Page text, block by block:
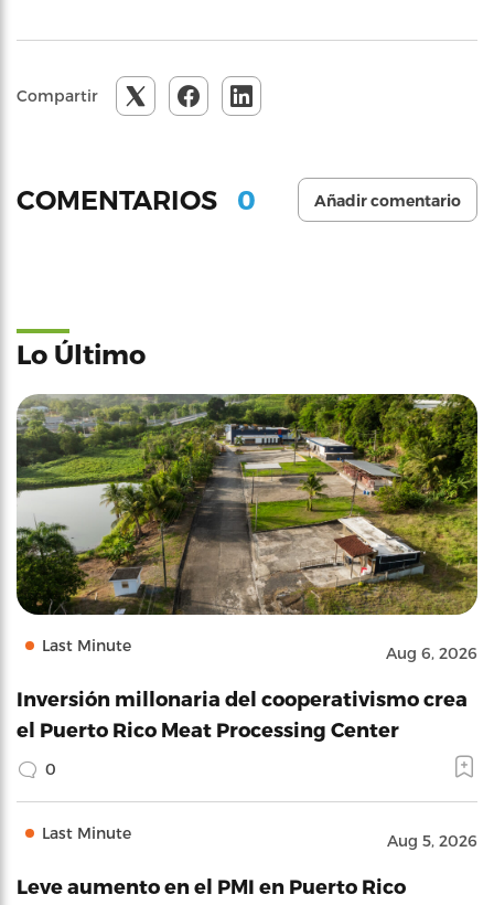
Compartir
COMENTARIOS 0 Añadir comentario
Lo Último
Last Minute Aug 6, 2026
Inversión millonaria del cooperativismo crea
el Puerto Rico Meat Processing Center
0
Last Minute Aug 5, 2026
Leve aumento en el PMI en Puerto Rico